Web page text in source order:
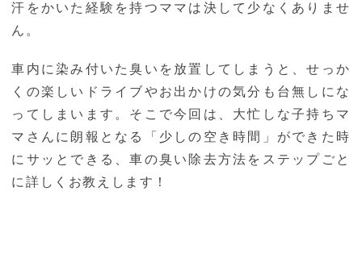
汗をかいた経験を持つママは決して少なくありませ
ん。
車内に染み付いた臭いを放置してしまうと、せっか
くの楽しいドライブやお出かけの気分も台無しにな
ってしまいます。そこで今回は、大忙しな子持ちマ
マさんに朗報となる「少しの空き時間」ができた時
にサッとできる、車の臭い除去方法をステップごと
に詳しくお教えします！